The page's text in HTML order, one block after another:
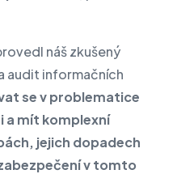
náš zkušený
audit informačních
se v problematice
a mít komplexní
jejich dopadech
v tomto